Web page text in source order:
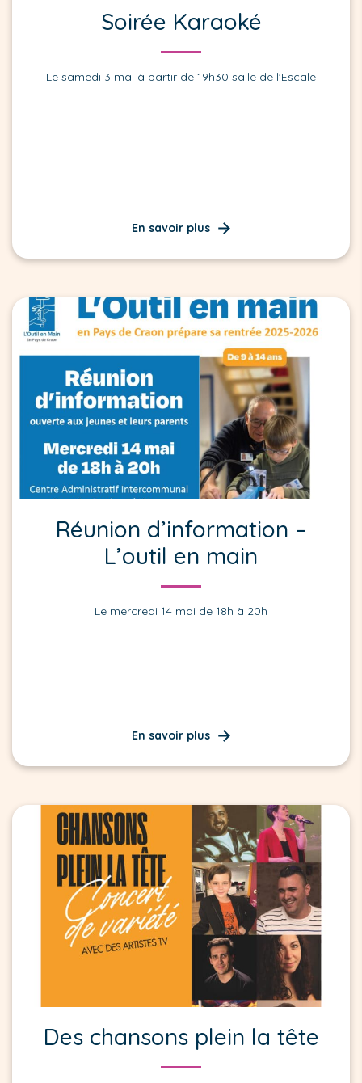
Soirée Karaoké
Le samedi 3 mai à partir de 19h30 salle de l'Escale
En savoir plus
Réunion d’information –
L’outil en main
Le mercredi 14 mai de 18h à 20h
En savoir plus
Des chansons plein la tête